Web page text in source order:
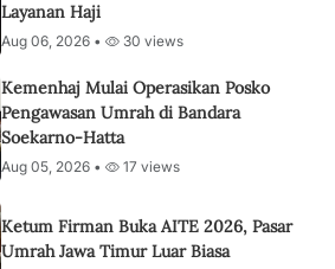
Layanan Haji
Aug 06, 2026 • 30 views
Kemenhaj Mulai Operasikan Posko
Pengawasan Umrah di Bandara
Soekarno-Hatta
Aug 05, 2026 • 17 views
Ketum Firman Buka AITE 2026, Pasar
Umrah Jawa Timur Luar Biasa